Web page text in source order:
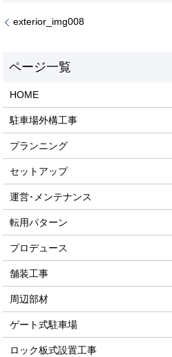
exterior_img008
HOME
駐車場外構工事
プランニング
セットアップ
運営･メンテナンス
転用パターン
プロデュース
舗装工事
周辺部材
ゲート式駐車場
ロック板式設置工事